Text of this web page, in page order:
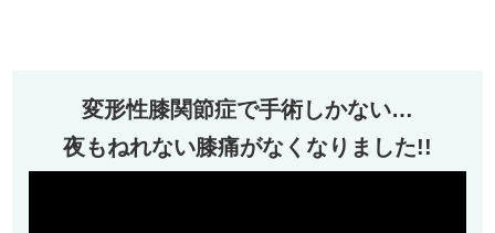
変形性膝関節症で手術しかない…
夜もねれない膝痛がなくなりました!!